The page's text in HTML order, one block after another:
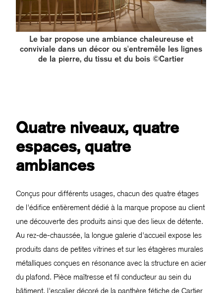
Le bar propose une ambiance chaleureuse et
conviviale dans un décor ou s'entremêle les lignes
de la pierre, du tissu et du bois ©Cartier
Quatre niveaux, quatre
espaces, quatre
ambiances
Conçus pour différents usages, chacun des quatre étages
de l'édifice entièrement dédié à la marque propose au client
une découverte des produits ainsi que des lieux de détente.
Au rez-de-chaussée, la longue galerie d'accueil expose les
produits dans de petites vitrines et sur les étagères murales
métalliques conçues en résonance avec la structure en acier
du plafond. Pièce maîtresse et fil conducteur au sein du
bâtiment, l'escalier décoré de la panthère fétiche de Cartier